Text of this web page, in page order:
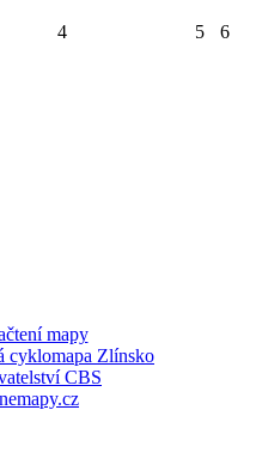
4 5 6
mapy
CBS